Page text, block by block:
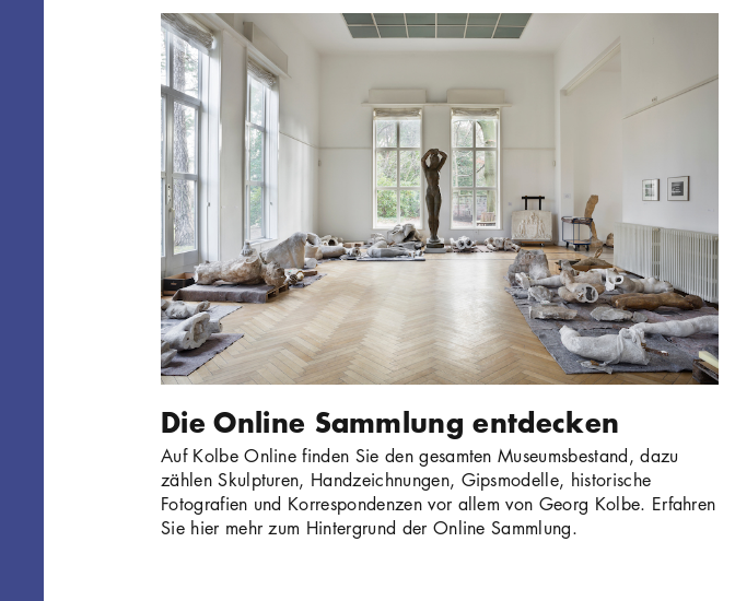
Die Online Sammlung entdecken
Auf Kolbe Online finden Sie den gesamten Museumsbestand, dazu
zählen Skulpturen, Handzeichnungen, Gipsmodelle, historische
Fotografien und Korrespondenzen vor allem von Georg Kolbe. Erfahren
Sie hier mehr zum Hintergrund der Online Sammlung.